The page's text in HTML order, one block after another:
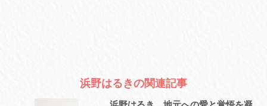
浜野はるきの関連記事